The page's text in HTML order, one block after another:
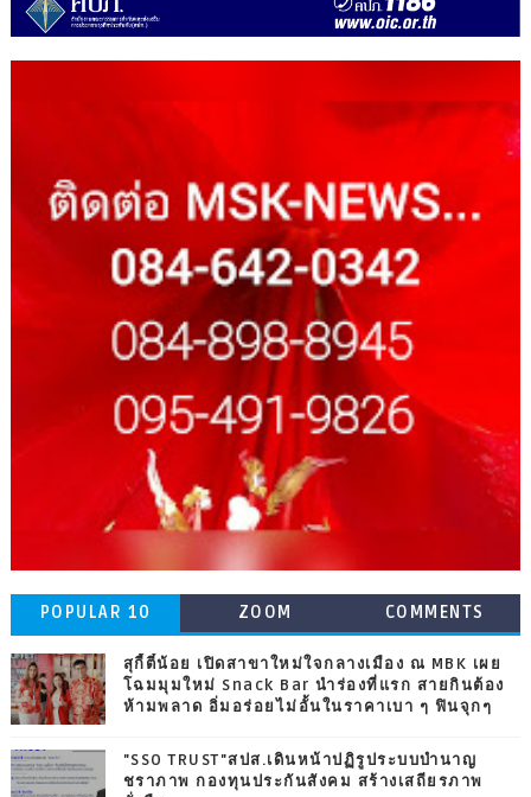
POPULAR 10 ZOOM COMMENTS
สุกี้ตี๋น้อย เปิดสาขาใหม่ใจกลางเมือง ณ MBK เผย
โฉมมุมใหม่ Snack Bar นำร่องที่แรก สายกินต้อง
ห้ามพลาด อิ่มอร่อยไม่อั้นในราคาเบา ๆ ฟินจุกๆ
"SSO TRUST"สปส.เดินหน้าปฏิรูประบบบำนาญ
ชราภาพ กองทุนประกันสังคม สร้างเสถียรภาพ